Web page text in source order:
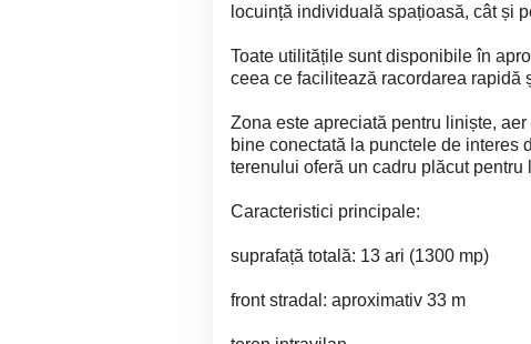
locuință individuală spațioasă, cât și
Toate utilitățile sunt disponibile în
ceea ce facilitează racordarea rapidă
Zona este apreciată pentru liniște,
bine conectată la punctele de interes
terenului oferă un cadru plăcut pentru
Caracteristici principale:
suprafață totală: 13 ari (1300 mp)
front stradal: aproximativ 33 m